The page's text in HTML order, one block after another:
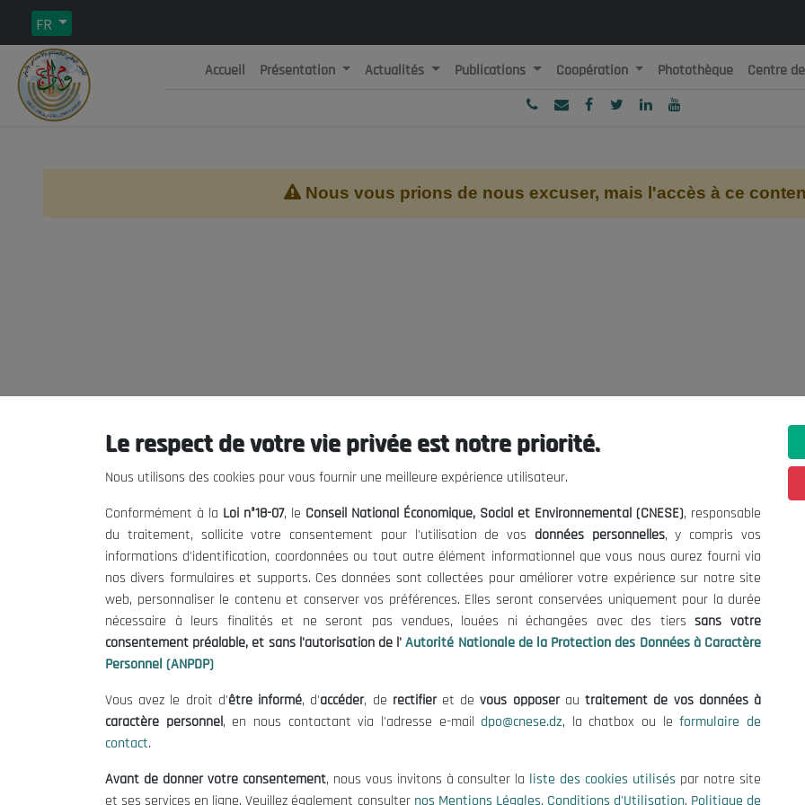
FR
République Algérienne Démocratique et Populaire
Accueil Présentation Actualités Publications Coopération Photothèque Centre
Nous vous prions de nous excuser, mais l'accès à ce
Le CNESE
Le président
Organisation
Publications
Informations utiles
Mentions Légales
Conditions d'Utilisation
Politique de Protection des Données
Politique des Cookies
contact@cnese.dz
Suggestions ou Initiatives ?
Newsletter
Inscrivez-vous, soyez le premier à
nos dernières nouvelles.
Suivez-Nous!
© 2026 Conseil National Économique, Social et Environnemental
Le respect de votre vie privée est notre priorité.
Nous utilisons des cookies pour vous fournir une meilleure expérience utilisateur.
Conformément à la Loi n°18-07, le Conseil National Économique, Social et Environnemental (CNESE), responsable
du traitement, sollicite votre consentement pour l'utilisation de vos données personnelles, y compris vos
informations d'identification, coordonnées ou tout autre élément informationnel que vous nous aurez fourni via
nos divers formulaires et supports. Ces données sont collectées pour améliorer votre expérience sur notre site
web, personnaliser le contenu et conserver vos préférences. Elles seront conservées uniquement pour la durée
nécessaire à leurs finalités et ne seront pas vendues, louées ni échangées avec des tierssans votre
consentement préalable, et sans l'autorisation de l' Autorité Nationale de la Protection des Données à Caractère
Personnel (ANPDP)
Vous avez le droit d'être informé, d'accéder, de rectifieret devous opposerautraitement de vos données à
caractère personnel, en nous contactant via l'adresse e-mail dpo@cnese.dz, la chatbox ou leformulaire de
contact.
Avant de donner votre consentement, nous vous invitons à consulter la liste des cookies utilisés par notre site
et ses services en ligne. Veuillez également consulter nos Mentions Légales, Conditions d'Utilisation, Politique de